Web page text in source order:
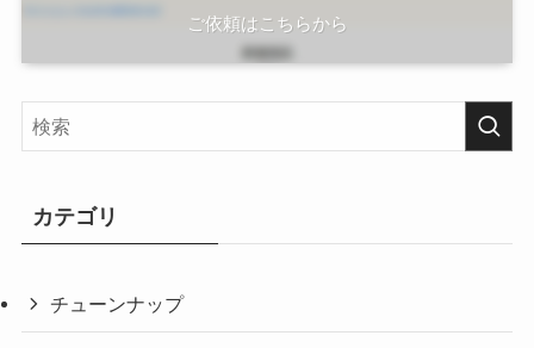
ご依頼はこちらから
カテゴリ
チューンナップ